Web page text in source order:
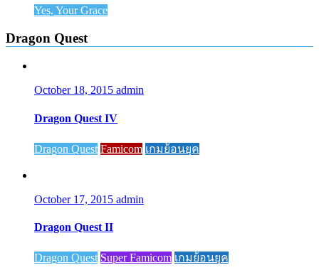
Yes, Your Grace
Dragon Quest
October 18, 2015 admin
Dragon Quest IV
Dragon Quest Famicom เกมย้อนยุค
October 17, 2015 admin
Dragon Quest II
Dragon Quest Super Famicom เกมย้อนยุค